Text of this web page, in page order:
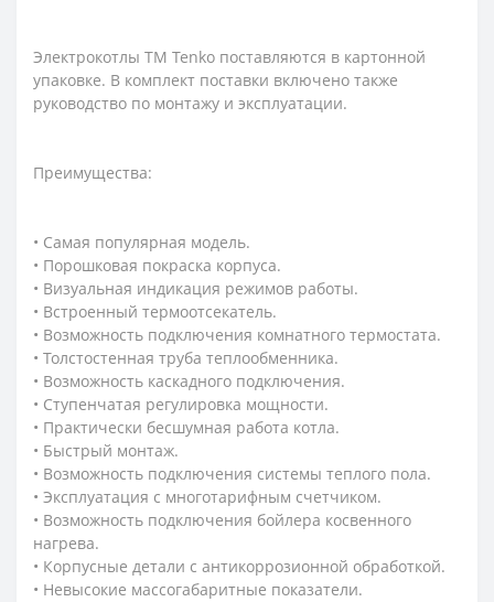
Электрокотлы ТМ Tenko поставляются в картонной
упаковке. В комплект поставки включено также
руководство по монтажу и эксплуатации.
Преимущества:
• Самая популярная модель.
• Порошковая покраска корпуса.
• Визуальная индикация режимов работы.
• Встроенный термоотсекатель.
• Возможность подключения комнатного термостата.
• Толстостенная труба теплообменника.
• Возможность каскадного подключения.
• Ступенчатая регулировка мощности.
• Практически бесшумная работа котла.
• Быстрый монтаж.
• Возможность подключения системы теплого пола.
• Эксплуатация с многотарифным счетчиком.
• Возможность подключения бойлера косвенного
нагрева.
• Корпусные детали с антикоррозионной обработкой.
• Невысокие массогабаритные показатели.